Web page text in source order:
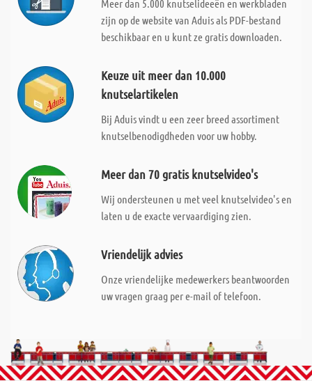
Meer dan 5.000 knutselideeën en werkbladen
zijn op de website van Aduis als PDF-bestand
beschikbaar en u kunt ze gratis downloaden.
Keuze uit meer dan 10.000
knutselartikelen
Bij Aduis vindt u een zeer breed assortiment
knutselbenodigdheden voor uw hobby.
Meer dan 70 gratis knutselvideo's
Wij ondersteunen u met veel knutselvideo's en
laten u de exacte vervaardiging zien.
Vriendelijk advies
Onze vriendelijke medewerkers beantwoorden
uw vragen graag per e-mail of telefoon.